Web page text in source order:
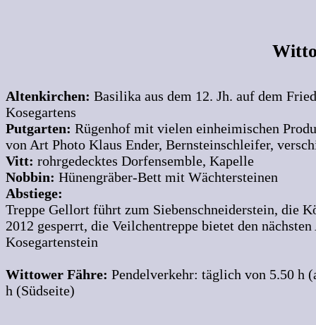
Altenkirchen: Basilika aus dem 12. Jh. auf dem
Kosegartens
Putgarten: Rügenhof mit vielen einheimischen
von Art Photo Klaus Ender, Bernsteinschleifer,
Vitt: rohrgedecktes Dorfensemble, Kapelle
Nobbin: Hünengräber-Bett mit Wächtersteinen
Abstiege:
Treppe Gellort führt zum Siebenschneiderstein, die
2012 gesperrt, die Veilchentreppe bietet den
Kosegartenstein
Wittower Fähre: Pendelverkehr: täglich von 5.50 h
h (Südseite)